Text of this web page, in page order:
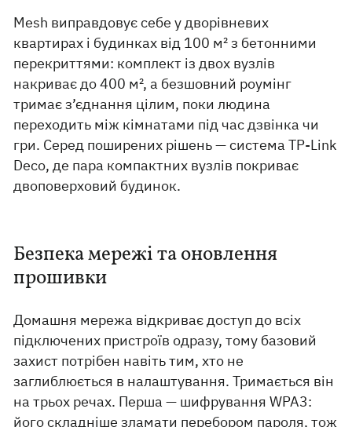
Mesh виправдовує себе у дворівневих
квартирах і будинках від 100 м² з бетонними
перекриттями: комплект із двох вузлів
накриває до 400 м², а безшовний роумінг
тримає з’єднання цілим, поки людина
переходить між кімнатами під час дзвінка чи
гри. Серед поширених рішень — система TP-Link
Deco, де пара компактних вузлів покриває
двоповерховий будинок.
Безпека мережі та оновлення
прошивки
Домашня мережа відкриває доступ до всіх
підключених пристроїв одразу, тому базовий
захист потрібен навіть тим, хто не
заглиблюється в налаштування. Тримається він
на трьох речах. Перша — шифрування WPA3:
його складніше зламати перебором пароля, тож